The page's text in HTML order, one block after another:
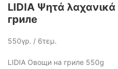
LIDIA Ψητά
гриле
550γρ. / 6τεμ.
LIDIA Овощи на гриле 550g